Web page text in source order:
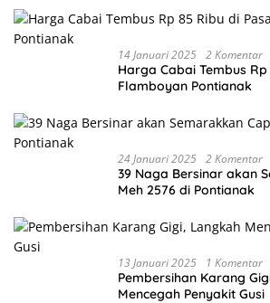
14 Januari 2025 2 Komentar
Harga Cabai Tembus
Flamboyan Pontianak
24 Januari 2025 2 Komentar
39 Naga Bersinar akan
Meh 2576 di Pontianak
13 Januari 2025 1 Komentar
Pembersihan Karang
Mencegah Penyakit Gusi